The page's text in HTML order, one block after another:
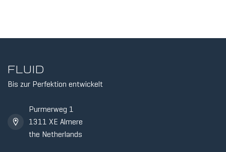
FLUID
Bis zur Perfektion entwickelt
Purmerweg 1
1311 XE Almere
the Netherlands